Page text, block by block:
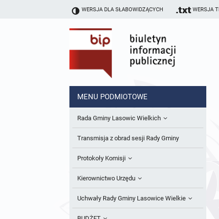
WERSJA DLA SŁABOWIDZĄCYCH WERSJA
MENU PODMIOTOWE
Rada Gminy Lasowic Wielkich
Sesje Rady Gminy
Skład Rady Gminy
Interpelacje i Zapytania Radnych
Komisje Rady Gminy i informacja o
Transmisja z obrad sesji Rady Gminy
Protokoły Komisji
Komisja Budżetu i Finansów
Komisja Oświatowa
Kierownictwo Urzędu
Wójt
Uchwały Rady Gminy Lasowice Wielkie